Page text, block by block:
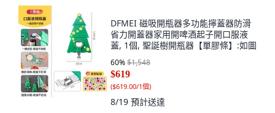
DFMEI 磁吸開瓶器多功能擰蓋器防滑
省力開蓋器家用開啤酒起子開口服液
蓋, 1個, 聖誕樹開瓶器【單膠條】:如圖
60%$1,548
$619
($619.00/1個)
8/19 預計送達